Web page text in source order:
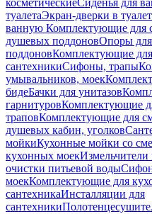
косметическиеСиденья для
туалетаЭкран-дверки в туалет
ванную Комплектующие для
душевых поддоновОпоры
поддоновКомплектующие
сантехникиСифоны, трапы
умывальников, моек
бидеБачки для унитазов
гарнитуровКомплектующие
траповКомплектующие для
душевых кабин, уголков
мойкиКухонные мойки со
кухонных моек
очистки питьевой воды
моекКомплектующие для
сантехникаИнсталляции для
сантехники